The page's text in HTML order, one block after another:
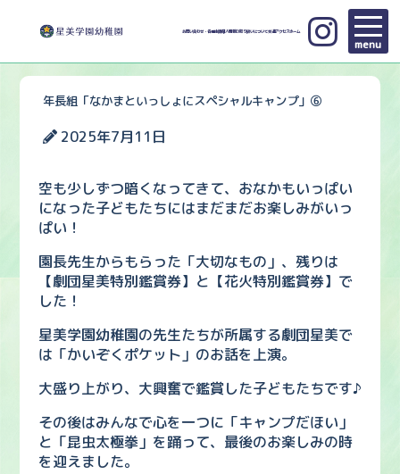
ホーム
交通アクセス
個人情報の取り扱いについて
お問い合わせ・各種申請
menu
年長組「なかまといっしょにスペシャルキャンプ」⑥
2025年7月11日
空も少しずつ暗くなってきて、おなかもいっぱい
になった子どもたちにはまだまだお楽しみがいっ
ぱい！
園長先生からもらった「大切なもの」、残りは
【劇団星美特別鑑賞券】と【花火特別鑑賞券】で
した！
星美学園幼稚園の先生たちが所属する劇団星美で
は「かいぞくポケット」のお話を上演。
大盛り上がり、大興奮で鑑賞した子どもたちです♪
その後はみんなで心を一つに「キャンプだほい」
と「昆虫太極拳」を踊って、最後のお楽しみの時
を迎えました。